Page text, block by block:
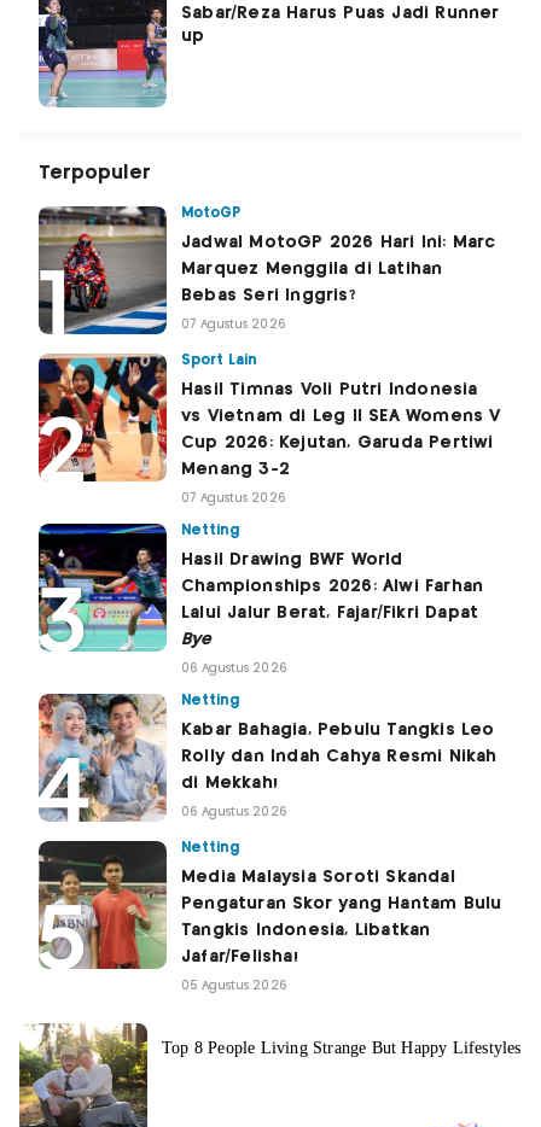
Sabar/Reza Harus Puas Jadi Runner
up
Terpopuler
MotoGP
Jadwal MotoGP 2026 Hari Ini: Marc
Marquez Menggila di Latihan
Bebas Seri Inggris?
07 Agustus 2026
Sport Lain
Hasil Timnas Voli Putri Indonesia
vs Vietnam di Leg II SEA Womens V
Cup 2026: Kejutan, Garuda Pertiwi
Menang 3-2
07 Agustus 2026
Netting
Hasil Drawing BWF World
Championships 2026: Alwi Farhan
Lalui Jalur Berat, Fajar/Fikri Dapat
Bye
06 Agustus 2026
Netting
Kabar Bahagia, Pebulu Tangkis Leo
Rolly dan Indah Cahya Resmi Nikah
di Mekkah!
06 Agustus 2026
Netting
Media Malaysia Soroti Skandal
Pengaturan Skor yang Hantam Bulu
Tangkis Indonesia, Libatkan
Jafar/Felisha!
05 Agustus 2026